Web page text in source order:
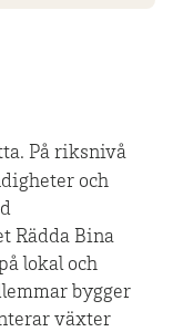
På riksnivå
och
Rädda Bina
lokal och
bygger
växter